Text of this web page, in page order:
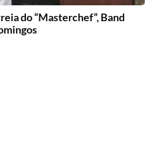
do “Masterchef”, Band